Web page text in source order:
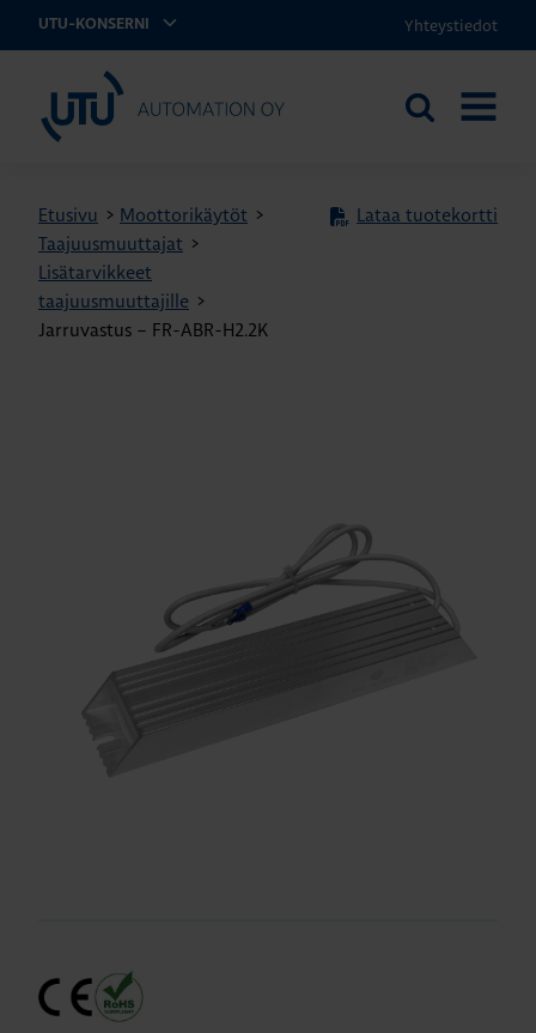
UTU-KONSERNI Yhteystiedot
UTU Automation
Etsi
Etusivu > Moottorikäytöt >
Taajuusmuuttajat >
Lisätarvikkeet
taajuusmuuttajille >
Jarruvastus – FR-ABR-H2.2K
Lataa tuotekortti